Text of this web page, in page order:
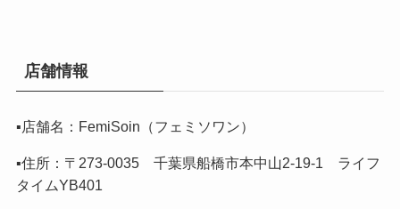
店舗情報
▪️店舗名：FemiSoin（フェミソワン）
▪️住所：〒273-0035 千葉県船橋市本中山2-19-1 ライフ
タイムYB401